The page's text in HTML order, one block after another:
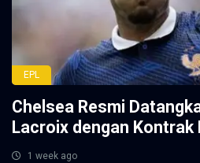
EPL
Chelsea Resmi
Lacroix dengan Kontrak
1 week ago